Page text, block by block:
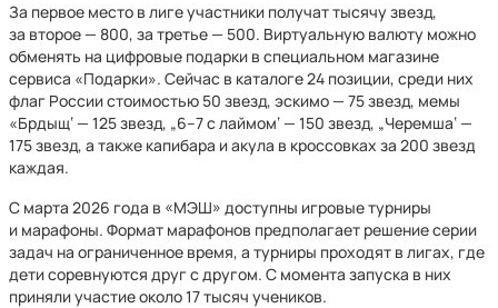
За первое место в лиге участники получат тысячу звезд,
за второе — 800, за третье — 500. Виртуальную валюту можно
обменять на цифровые подарки в специальном магазине
сервиса «Подарки». Сейчас в каталоге 24 позиции, среди них
флаг России стоимостью 50 звезд, эскимо — 75 звезд, мемы
«Брдыщ‘ — 125 звезд, „6–7 с лаймом‘ — 150 звезд, „Черемша‘ —
175 звезд, а также капибара и акула в кроссовках за 200 звезд
каждая.
С марта 2026 года в «МЭШ» доступны игровые турниры
и марафоны. Формат марафонов предполагает решение серии
задач на ограниченное время, а турниры проходят в лигах, где
дети соревнуются друг с другом. С момента запуска в них
приняли участие около 17 тысяч учеников.